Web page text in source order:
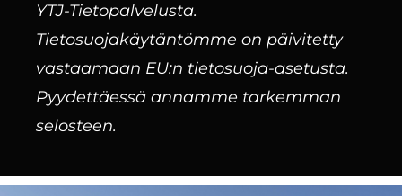
YTJ-Tietopalvelusta.
Tietosuojakäytäntömme on päivitetty
vastaamaan EU:n tietosuoja-asetusta.
Pyydettäessä annamme tarkemman
selosteen.